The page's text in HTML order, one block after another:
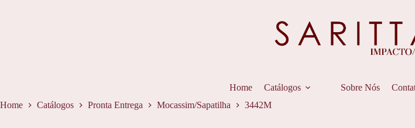
Home Catálogos Sobre Nós
Home
Catálogos Pronta Entrega Mocassim/Sapatilha 3442M